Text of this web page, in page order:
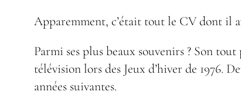
Apparemment, c’était tout le CV dont il
Parmi ses plus beaux souvenirs ? Son
télévision lors des Jeux d’hiver de 1976.
années suivantes.